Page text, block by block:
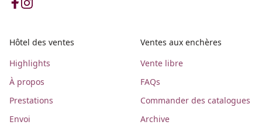
Hôtel des ventes
Highlights
À propos
Prestations
Envoi
Ventes aux enchères
Vente libre
FAQs
Commander des catalogues
Archive